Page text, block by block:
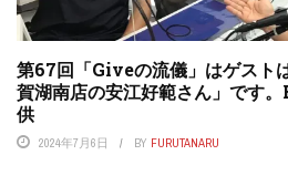
第67回「Giveの流儀」はゲスト
賀湖南店の安江好範さん」です
供
2024年7月6日 BY FURUTANARU